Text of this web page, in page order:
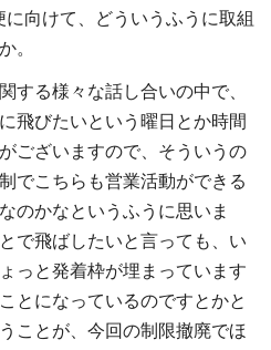
向けて、どういうふうに取組
。
する様々な話し合いの中で、
飛びたいという曜日とか時間
ございますので、そういうの
でこちらも営業活動ができる
のかなというふうに思いま
で飛ばしたいと言っても、い
っと発着枠が埋まっています
とになっているのですとかと
ことが、今回の制限撤廃でほ